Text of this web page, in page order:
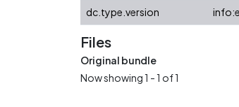
dc.type.version
Files
Original bundle
Now showing1 - 1 of 1